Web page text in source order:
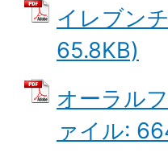
イレブン
65.8KB)
オーラル
ァイル: